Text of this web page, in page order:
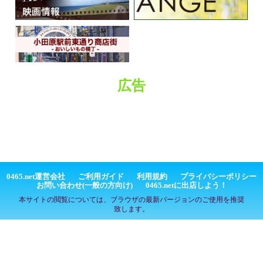
広告
0465.net運営会社 ご利用ガイド 利用規約
プライバシーポリシー
お問い合わせ(一般の方向け)
0465.netに出店しよう！
本サイトの閲覧については、ブラウザの最新バージョンのご使用を推奨
致します。